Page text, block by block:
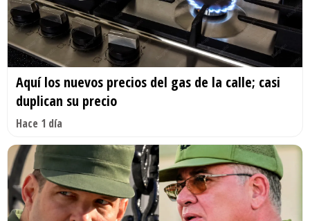
Aquí los nuevos precios del gas de la calle; casi
duplican su precio
Hace 1 día